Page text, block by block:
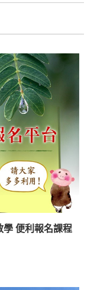
學 便利報名課程